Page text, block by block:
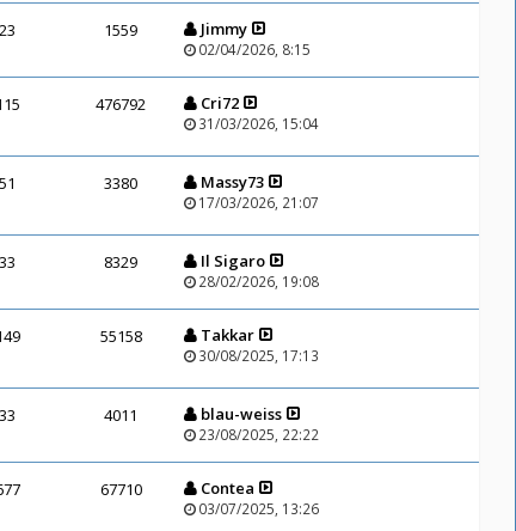
23 1559 Jimmy
02/04/2026, 8:15
476792 Cri72
31/03/2026, 15:04
51 3380 Massy73
17/03/2026, 21:07
33 8329 Il Sigaro
28/02/2026, 19:08
55158 Takkar
30/08/2025, 17:13
33 4011 blau-weiss
23/08/2025, 22:22
67710 Contea
03/07/2025, 13:26